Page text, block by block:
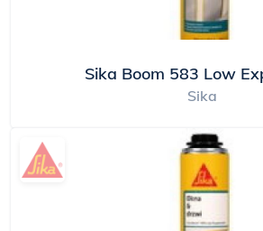
Sika Boom 583 Low
Sika